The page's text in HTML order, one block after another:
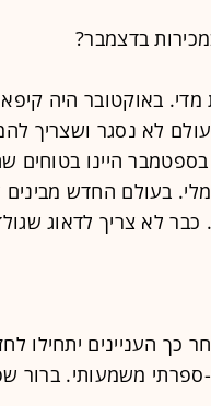
בדצמבר?
מדי. באוקטובר היה
לא נסגר ושצריך
היינו
בעולם החדש מבינים
לא צריך לדאוג
כך העניינים יתחילו
ב-2009 בקצב דו-ספרתי